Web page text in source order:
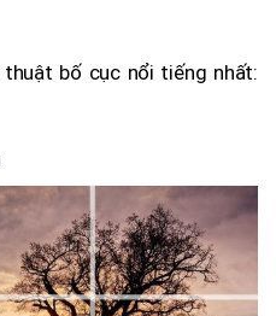
bố cục nổi tiếng nhất: